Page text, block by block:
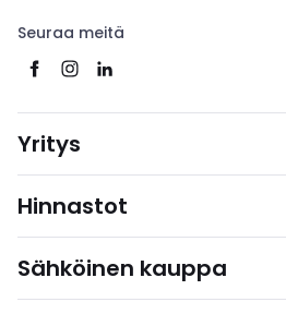
Seuraa meitä
Yritys
Hinnastot
Sähköinen kauppa